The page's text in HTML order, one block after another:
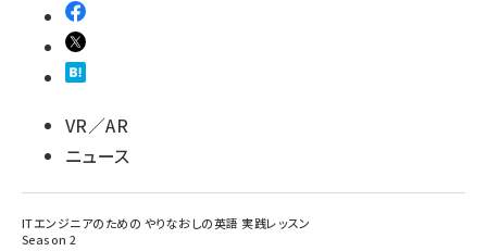
VR／AR
ニュース
ITエンジニアのための やりなおしの英語 実践レッスン
Season 2